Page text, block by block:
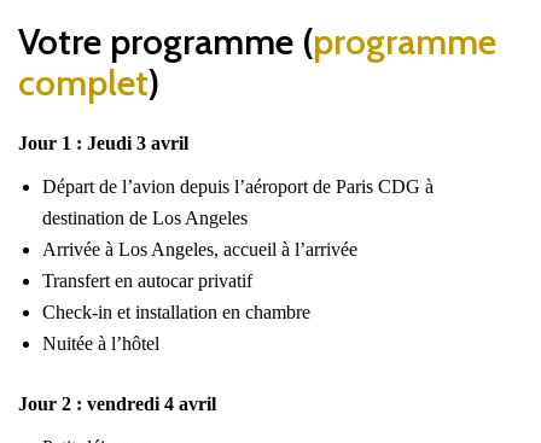
Votre programme (programme
complet)
Jour 1 : Jeudi 3 avril
Départ de l’avion depuis l’aéroport de Paris CDG à
destination de Los Angeles
Arrivée à Los Angeles, accueil à l’arrivée
Transfert en autocar privatif
Check-in et installation en chambre
Nuitée à l’hôtel
Jour 2 : vendredi 4 avril